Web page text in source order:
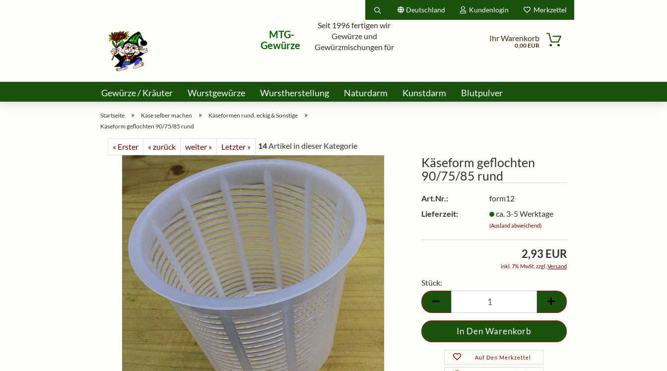
Deutschland
Lieferland
Kundenlogin
Passwort
Passwort vergessen?
Merkzettel
MTG-
Gewürze
Seit 1996 fertigen wir
Gewürze und
Gewürzmischungen für
Ihr Warenkorb
0,00 EUR
Gewürze / Kräuter Wurstgewürze Wurstherstellung Naturdarm Kunstdarm
Blutpulver
Käse Selber Machen
Asiamarkt Honig Bonbons & Lollis
Startseite » Käse selber machen » Käseformen rund, eckig & Sonstige »
Käseform geflochten 90/75/85 rund
« Erster « zurück weiter » Letzter » 14Artikel in dieser Kategorie
Käseform geflochten
90/75/85 rund
Art.Nr.:
form12
Lieferzeit:
ca. 3-5 Werktage
(Ausland abweichend)
2,93 EUR
inkl. 7% MwSt. zzgl. Versand
Stück:
Stück
Auf Den Merkzettel